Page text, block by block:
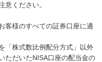
意ください。
客様のすべての証券口座に適
「株式数比例配分方式」以外
ただいたNISA口座の配当金の